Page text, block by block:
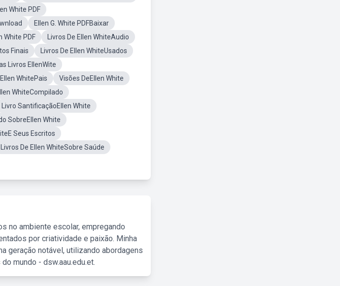
White PDF
Ellen G. White PDFBaixar
White PDF
Livros De Ellen WhiteAudio
Finais
Livros De Ellen WhiteUsados
Livros EllenWite
Ellen WhitePais
Visões DeEllen White
WhiteCompilado
Livro SantificaçãoEllen White
SobreEllen White
Seus Escritos
Livros De Ellen WhiteSobre Saúde
no ambiente escolar, empregando
por criatividade e paixão. Minha
geração notável, utilizando abordagens
mundo - dsw.aau.edu.et.